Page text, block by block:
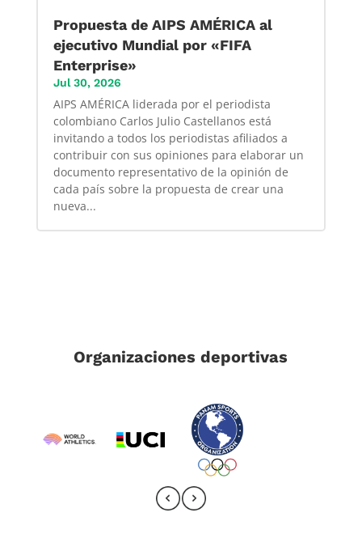
Propuesta de AIPS AMÉRICA al
ejecutivo Mundial por «FIFA
Enterprise»
Jul 30, 2026
AIPS AMÉRICA liderada por el periodista
colombiano Carlos Julio Castellanos está
invitando a todos los periodistas afiliados a
contribuir con sus opiniones para elaborar un
documento representativo de la opinión de
cada país sobre la propuesta de crear una
nueva...
Organizaciones deportivas